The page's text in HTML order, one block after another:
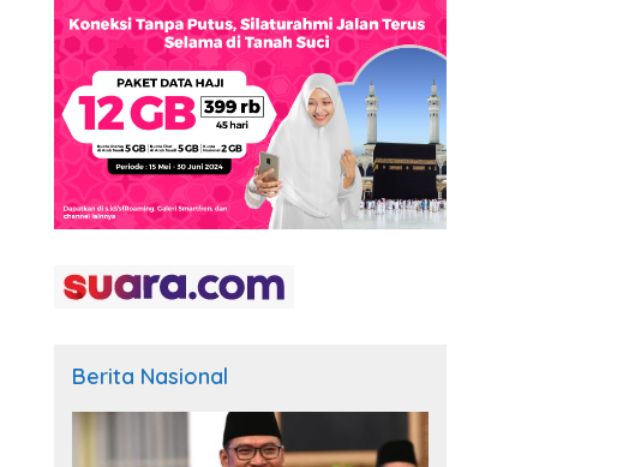
Berita Nasional